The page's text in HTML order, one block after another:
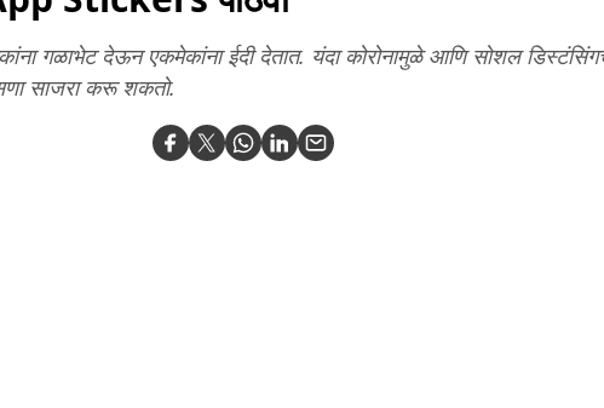
गळाभेट देऊन एकमेकांना ईदी देतात. यंदा कोरोनामुळे आणि सोशल
साजरा करू शकतो.